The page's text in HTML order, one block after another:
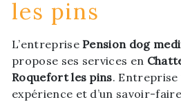
les pins
L’entreprisePension dog
propose ses services en
Roquefort les pins. Entreprise
expérience et d’un savoir-